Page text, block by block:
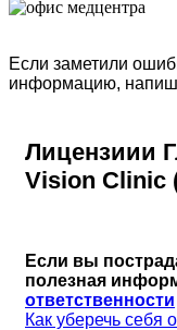
Если заметили
информацию,
Лицензиии
Vision Clinic
Если вы
полезная
ответственности
Как уберечь себя